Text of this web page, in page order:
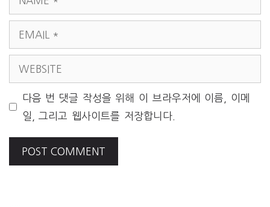
EMAIL
WEBSITE
다음 번 댓글 작성을 위해 이 브라우저에 이름, 이메
일, 그리고 웹사이트를 저장합니다.